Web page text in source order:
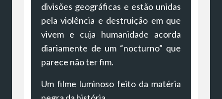
divisões geográficas e estão unidas
pela violência e destruição em que
vivem e cuja humanidade acorda
diariamente de um “nocturno” que
parece não ter fim.
Um filme luminoso feito da matéria